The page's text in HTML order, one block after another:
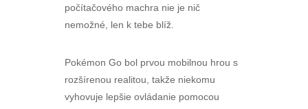
počítačového machra nie je nič
nemožné, len k tebe blíž.
Pokémon Go bol prvou mobilnou hrou s
rozšírenou realitou, takže niekomu
vyhovuje lepšie ovládanie pomocou